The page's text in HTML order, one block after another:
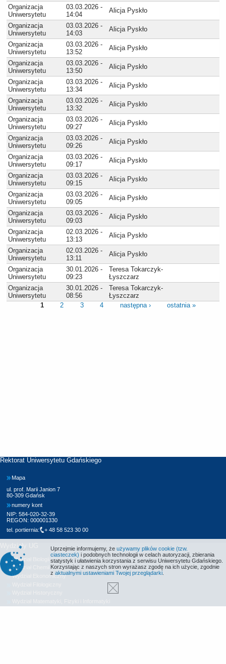
Organizacja
Uniwersytetu
03.03.2026 -
14:04
Alicja Pyskło
Organizacja
Uniwersytetu
03.03.2026 -
14:03
Alicja Pyskło
Organizacja
Uniwersytetu
03.03.2026 -
13:52
Alicja Pyskło
Organizacja
Uniwersytetu
03.03.2026 -
13:50
Alicja Pyskło
Organizacja
Uniwersytetu
03.03.2026 -
13:34
Alicja Pyskło
Organizacja
Uniwersytetu
03.03.2026 -
13:32
Alicja Pyskło
Organizacja
Uniwersytetu
03.03.2026 -
09:27
Alicja Pyskło
Organizacja
Uniwersytetu
03.03.2026 -
09:26
Alicja Pyskło
Organizacja
Uniwersytetu
03.03.2026 -
09:17
Alicja Pyskło
Organizacja
Uniwersytetu
03.03.2026 -
09:15
Alicja Pyskło
Organizacja
Uniwersytetu
03.03.2026 -
09:05
Alicja Pyskło
Organizacja
Uniwersytetu
03.03.2026 -
09:03
Alicja Pyskło
Organizacja
Uniwersytetu
02.03.2026 -
13:13
Alicja Pyskło
Organizacja
Uniwersytetu
02.03.2026 -
13:11
Alicja Pyskło
Organizacja
Uniwersytetu
30.01.2026 -
09:23
Teresa Tokarczyk-
Łyszczarz
Organizacja
Uniwersytetu
30.01.2026 -
08:56
Teresa Tokarczyk-
Łyszczarz
1
2 3 4 następna › ostatnia »
Rektorat Uniwersytetu Gdańskiego
Mapa
ul. prof. Marii Janion 7
80-309 Gdańsk
numery kont
NIP: 584-020-32-39
REGON: 000001330
tel. portiernia:
+ 48 58 523 30 00
Wydziały UG
Wydział Biologii
Wydział Chemii
Wydział Ekonomiczny
Uprzejmie informujemy, że używamy plików cookie (tzw.
ciasteczek) i podobnych technologii w celach autoryzacji, zbierania
statystyk i ułatwienia korzystania z serwisu Uniwersytetu Gdańskiego.
Korzystając z naszych stron wyrażasz zgodę na ich użycie, zgodnie
z aktualnymi ustawieniami Twojej przeglądarki